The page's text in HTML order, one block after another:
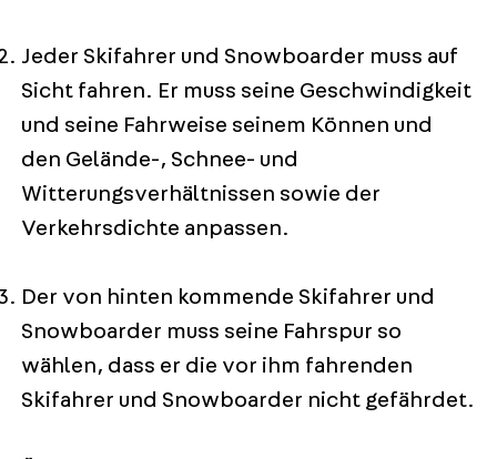
Jeder Skifahrer und Snowboarder muss auf
Sicht fahren. Er muss seine Geschwindigkeit
und seine Fahrweise seinem Können und
den Gelände-, Schnee- und
Witterungsverhältnissen sowie der
Verkehrsdichte anpassen.
Der von hinten kommende Skifahrer und
Snowboarder muss seine Fahrspur so
wählen, dass er die vor ihm fahrenden
Skifahrer und Snowboarder nicht gefährdet.